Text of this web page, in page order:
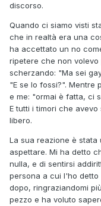
discorso.
Quando ci siamo visti
che in realtà era una
ha accettato un no
ripetere che non
scherzando: "Ma sei
"E se lo fossi?". Mentre
e me: "ormai è fatta, ci
E tutti i timori che
libero.
La sua reazione è stata
aspettare. Mi ha detto
nulla, e di sentirsi
persona a cui l'ho
dopo, ringraziandomi
pezzo e ha voluto